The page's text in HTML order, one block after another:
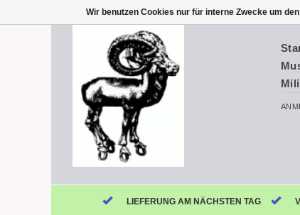
LIEFERUNG AM NÄCHSTEN TAG
Wir benutzen Cookies nur für interne Zwecke um